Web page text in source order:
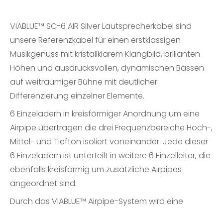
VIABLUE™ SC-6 AIR Silver Lautsprecherkabel sind
unsere Referenzkabel für einen erstklassigen
Musikgenuss mit kristallklarem Klangbild, brillanten
Höhen und ausdrucksvollen, dynamischen Bässen
auf weiträumiger Bühne mit deutlicher
Differenzierung einzelner Elemente.
6 Einzeladern in kreisförmiger Anordnung um eine
Airpipe übertragen die drei Frequenzbereiche Hoch-,
Mittel- und Tiefton isoliert voneinander. Jede dieser
6 Einzeladern ist unterteilt in weitere 6 Einzelleiter, die
ebenfalls kreisförmig um zusätzliche Airpipes
angeordnet sind.
Durch das VIABLUE™ Airpipe-System wird eine